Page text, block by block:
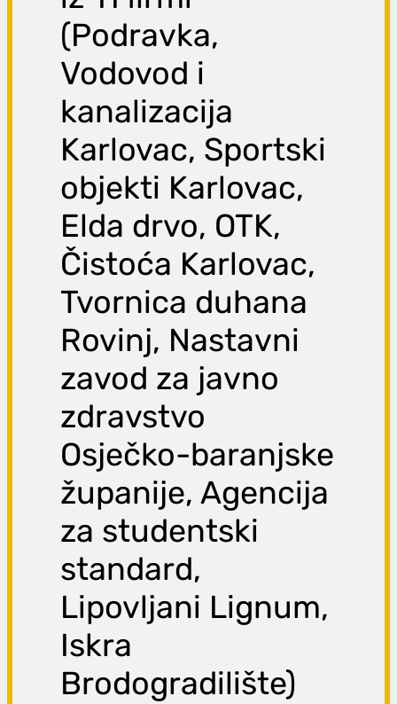
(Podravka,
Vodovod i
kanalizacija
Karlovac, Sportski
objekti Karlovac,
Elda drvo, OTK,
Čistoća Karlovac,
Tvornica duhana
Rovinj, Nastavni
zavod za javno
zdravstvo
Osječko-baranjske
županije, Agencija
za studentski
standard,
Lipovljani Lignum,
Iskra
Brodogradilište)